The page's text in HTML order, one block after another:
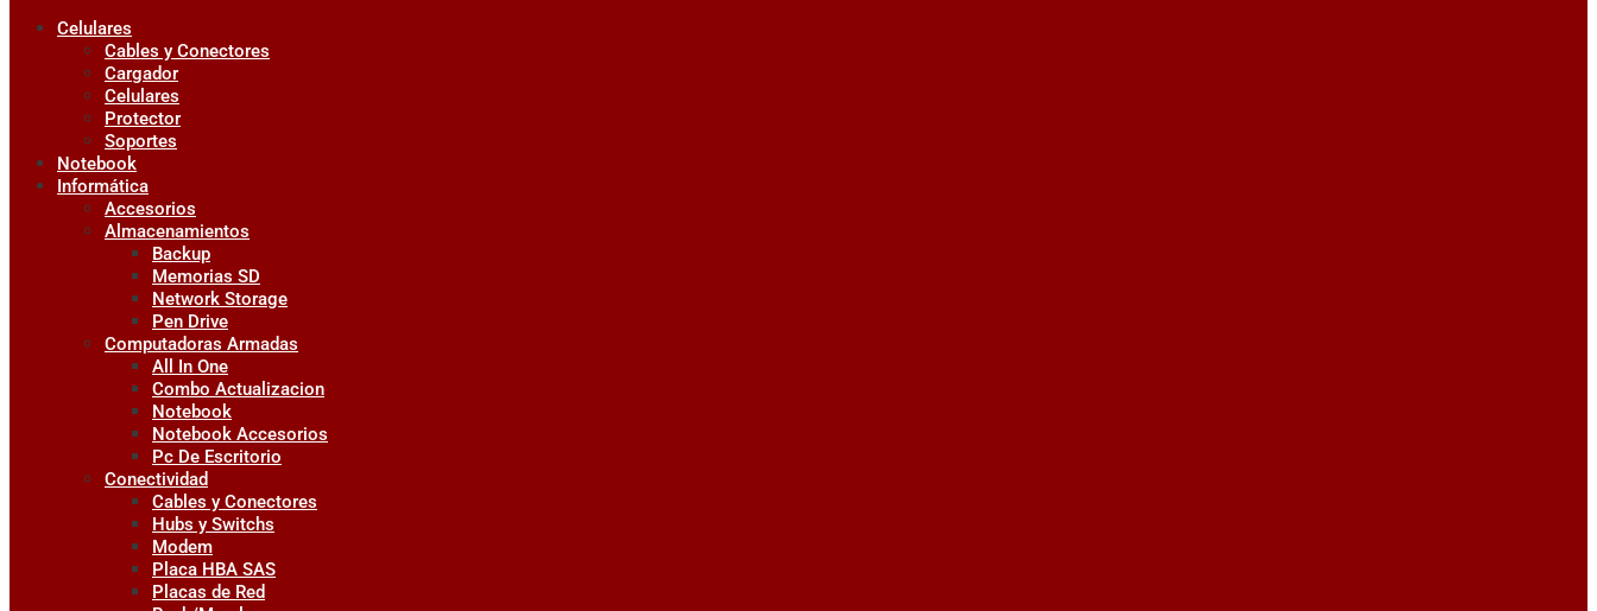
Celulares
Cables y Conectores
Cargador
Celulares
Protector
Soportes
Notebook
Informática
Accesorios
Almacenamientos
Backup
Memorias SD
Network Storage
Pen Drive
Computadoras Armadas
All In One
Combo Actualizacion
Notebook
Notebook Accesorios
Pc De Escritorio
Conectividad
Cables y Conectores
Hubs y Switchs
Modem
Placa HBA SAS
Placas de Red